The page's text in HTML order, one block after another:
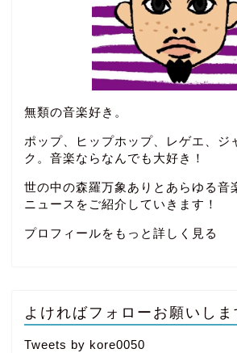
無類の音楽好き。
ポップ、ヒップホップ、レゲエ、ジ
ク。音楽ならなんでも大好き！
世の中の森羅万象ありとあらゆる音
ニュースをご紹介していきます！
プロフィールをもっと詳しく見る
よければフォローお願いしま
Tweets by kore0050